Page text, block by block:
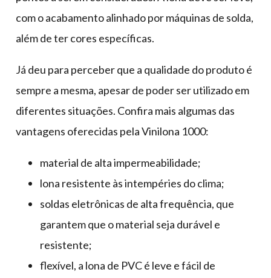
com o acabamento alinhado por máquinas de solda,
além de ter cores específicas.
Já deu para perceber que a qualidade do produto é
sempre a mesma, apesar de poder ser utilizado em
diferentes situações. Confira mais algumas das
vantagens oferecidas pela Vinilona 1000:
material de alta impermeabilidade;
lona resistente às intempéries do clima;
soldas eletrônicas de alta frequência, que
garantem que o material seja durável e
resistente;
flexível, a lona de PVC é leve e fácil de